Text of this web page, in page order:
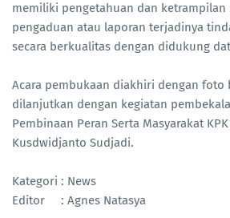
memiliki pengetahuan dan ketrampilan
pengaduan atau laporan terjadinya
secara berkualitas dengan didukung
Acara pembukaan diakhiri dengan foto
dilanjutkan dengan kegiatan
Pembinaan Peran Serta Masyarakat
Kusdwidjanto Sudjadi.
Kategori : News
Editor : Agnes Natasya